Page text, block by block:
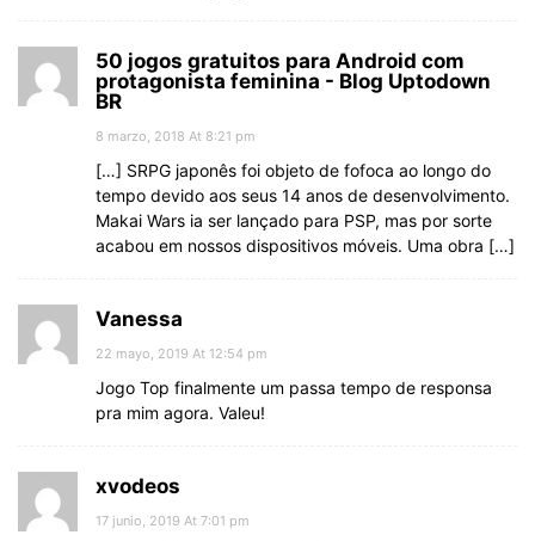
50 jogos gratuitos para Android com
protagonista feminina - Blog Uptodown
BR
8 marzo, 2018 At 8:21 pm
[…] SRPG japonês foi objeto de fofoca ao longo do
tempo devido aos seus 14 anos de desenvolvimento.
Makai Wars ia ser lançado para PSP, mas por sorte
acabou em nossos dispositivos móveis. Uma obra […]
Vanessa
22 mayo, 2019 At 12:54 pm
Jogo Top finalmente um passa tempo de responsa
pra mim agora. Valeu!
xvodeos
17 junio, 2019 At 7:01 pm